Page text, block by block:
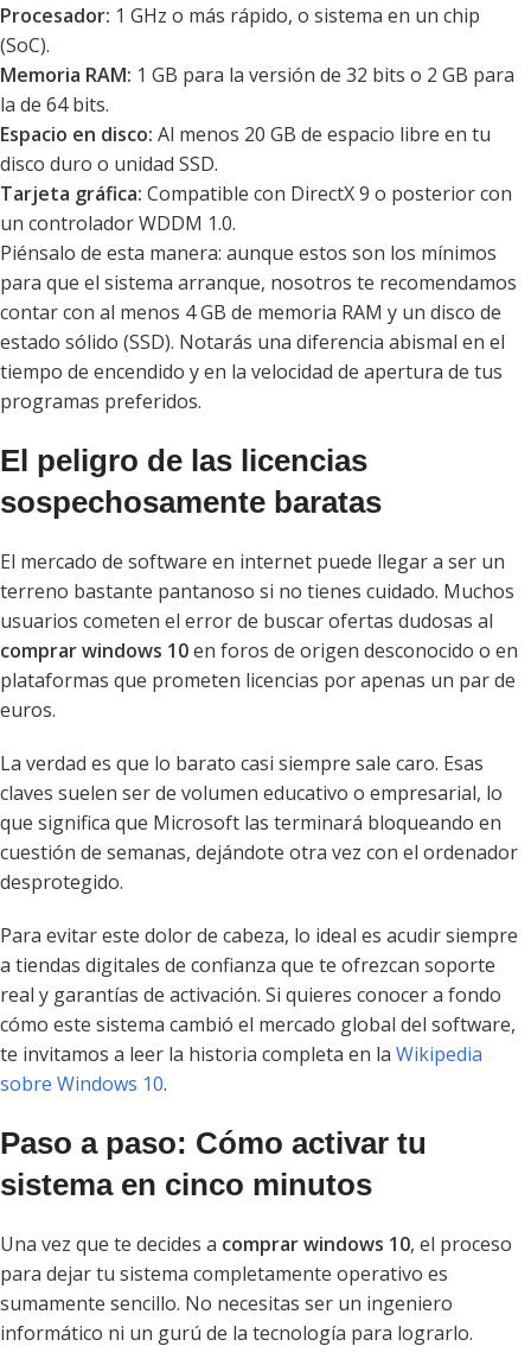
Procesador: 1 GHz o más rápido, o sistema en un chip
(SoC).
Memoria RAM: 1 GB para la versión de 32 bits o 2 GB para
la de 64 bits.
Espacio en disco: Al menos 20 GB de espacio libre en tu
disco duro o unidad SSD.
Tarjeta gráfica: Compatible con DirectX 9 o posterior con
un controlador WDDM 1.0.
Piénsalo de esta manera: aunque estos son los mínimos
para que el sistema arranque, nosotros te recomendamos
contar con al menos 4 GB de memoria RAM y un disco de
estado sólido (SSD). Notarás una diferencia abismal en el
tiempo de encendido y en la velocidad de apertura de tus
programas preferidos.
El peligro de las licencias
sospechosamente baratas
El mercado de software en internet puede llegar a ser un
terreno bastante pantanoso si no tienes cuidado. Muchos
usuarios cometen el error de buscar ofertas dudosas al
comprar windows 10en foros de origen desconocido o en
plataformas que prometen licencias por apenas un par de
euros.
La verdad es que lo barato casi siempre sale caro. Esas
claves suelen ser de volumen educativo o empresarial, lo
que significa que Microsoft las terminará bloqueando en
cuestión de semanas, dejándote otra vez con el ordenador
desprotegido.
Para evitar este dolor de cabeza, lo ideal es acudir siempre
a tiendas digitales de confianza que te ofrezcan soporte
real y garantías de activación. Si quieres conocer a fondo
cómo este sistema cambió el mercado global del software,
te invitamos a leer la historia completa en la Wikipedia
sobre Windows 10.
Paso a paso: Cómo activar tu
sistema en cinco minutos
Una vez que te decides a comprar windows 10, el proceso
para dejar tu sistema completamente operativo es
sumamente sencillo. No necesitas ser un ingeniero
informático ni un gurú de la tecnología para lograrlo.